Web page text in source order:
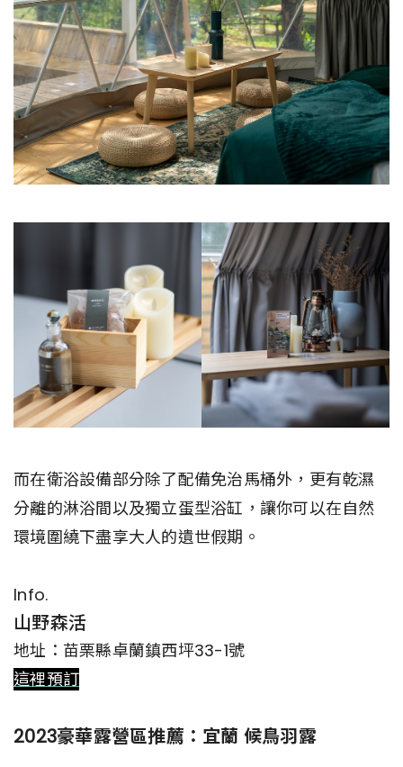
而在衛浴設備部分除了配備免治馬桶外，更有乾濕
分離的淋浴間以及獨立蛋型浴缸，讓你可以在自然
環境圍繞下盡享大人的遺世假期。
Info.
山野森活
地址：苗栗縣卓蘭鎮西坪33-1號
這裡預訂
2023豪華露營區推薦：宜蘭 候鳥羽露